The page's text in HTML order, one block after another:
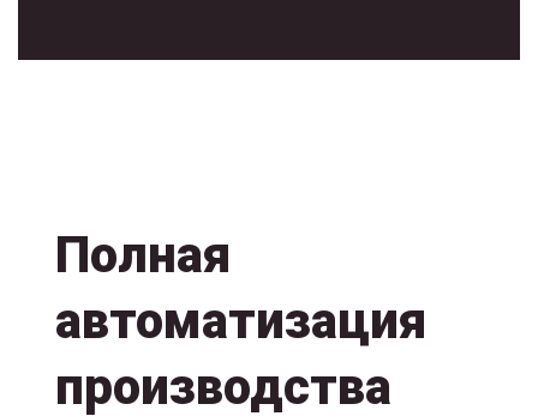
Полная
автоматизация
производства